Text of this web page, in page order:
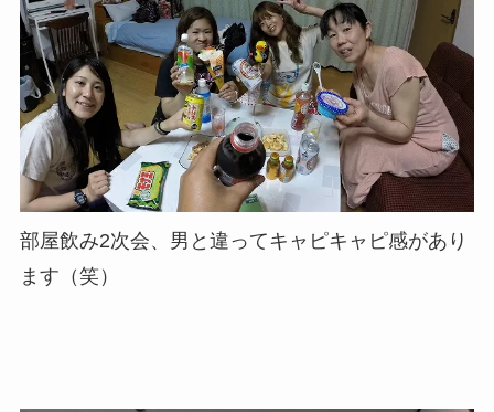
部屋飲み2次会、男と違ってキャピキャピ感があり
ます（笑）